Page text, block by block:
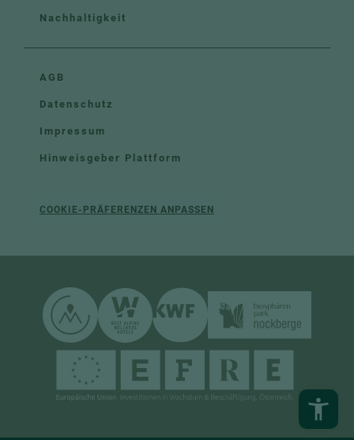
Nachhaltigkeit
AGB
Datenschutz
Impressum
Hinweisgeber Plattform
COOKIE-PRÄFERENZEN ANPASSEN